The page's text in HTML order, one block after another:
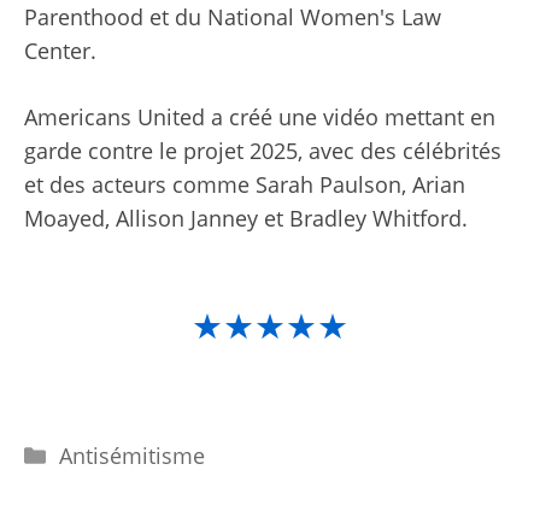
Parenthood et du National Women's Law
Center.
Americans United a créé une vidéo mettant en
garde contre le projet 2025, avec des célébrités
et des acteurs comme Sarah Paulson, Arian
Moayed, Allison Janney et Bradley Whitford.
★★★★★
Catégories
Antisémitisme